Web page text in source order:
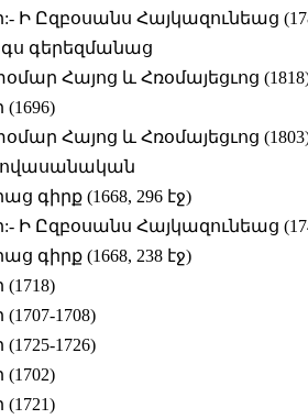
Ի Ըզբօսանս Հայկազունեաց
գերեզմանաց
Հայոց և Հռօմայեցւոց
Հայոց և Հռօմայեցւոց
գիրք (1668, 296 էջ)
Ի Ըզբօսանս Հայկազունեաց
գիրք (1668, 238 էջ)
1708)
1726)